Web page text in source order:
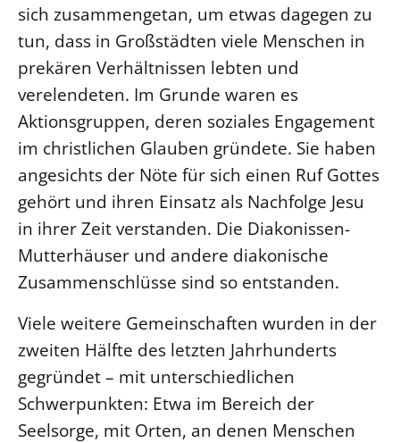
sich zusammengetan, um etwas dagegen zu
tun, dass in Großstädten viele Menschen in
prekären Verhältnissen lebten und
verelendeten. Im Grunde waren es
Aktionsgruppen, deren soziales Engagement
im christlichen Glauben gründete. Sie haben
angesichts der Nöte für sich einen Ruf Gottes
gehört und ihren Einsatz als Nachfolge Jesu
in ihrer Zeit verstanden. Die Diakonissen-
Mutterhäuser und andere diakonische
Zusammenschlüsse sind so entstanden.
Viele weitere Gemeinschaften wurden in der
zweiten Hälfte des letzten Jahrhunderts
gegründet – mit unterschiedlichen
Schwerpunkten: Etwa im Bereich der
Seelsorge, mit Orten, an denen Menschen